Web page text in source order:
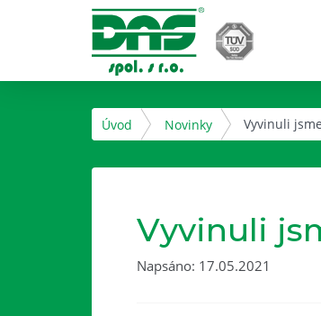
Úvod Novinky Vyvinuli
Vyvinuli
Napsáno: 17.05.2021